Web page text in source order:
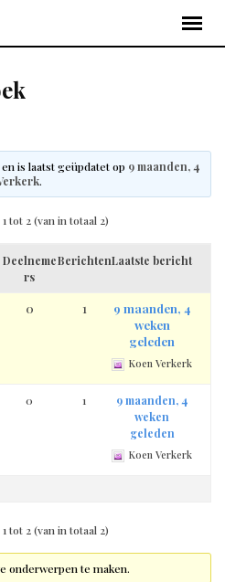
is laatst geüpdatet op 9 maanden, 4
.
tot 2 (van in totaal 2)
Deelneme
rs
BerichtenLaatste bericht
0 1
9 maanden, 4
weken
geleden
Koen Verkerk
0 1
9 maanden, 4
weken
geleden
Koen Verkerk
tot 2 (van in totaal 2)
onderwerpen te maken.